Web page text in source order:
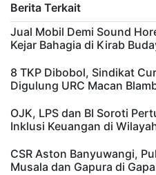
Berita Terkait
Jual Mobil Demi Sound
Kejar Bahagia di Kirab
8 TKP Dibobol, Sindikat
Digulung URC Macan
OJK, LPS dan BI Soroti
Inklusi Keuangan di
CSR Aston Banyuwangi,
Musala dan Gapura di